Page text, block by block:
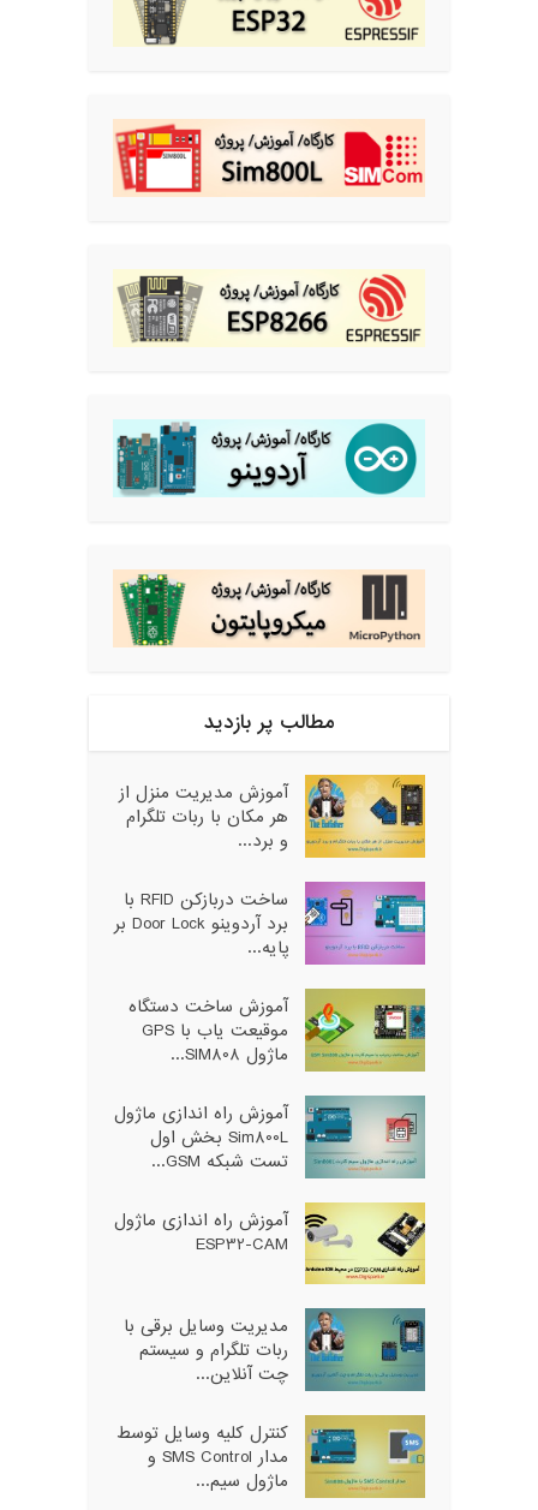
مطالب پر بازدید
آموزش مدیریت منزل از
هر مکان با ربات تلگرام
و برد...
ساخت دربازکن RFID با
برد آردوینو Door Lock بر
پایه...
آموزش ساخت دستگاه
موقیعت یاب با GPS
ماژول SIM808...
آموزش راه اندازی ماژول
Sim800L بخش اول
تست شبکه GSM...
آموزش راه اندازی ماژول
ESP32-CAM
مدیریت وسایل برقی با
ربات تلگرام و سیستم
چت آنلاین...
کنترل کلیه وسایل توسط
مدار SMS Control و
ماژول سیم...